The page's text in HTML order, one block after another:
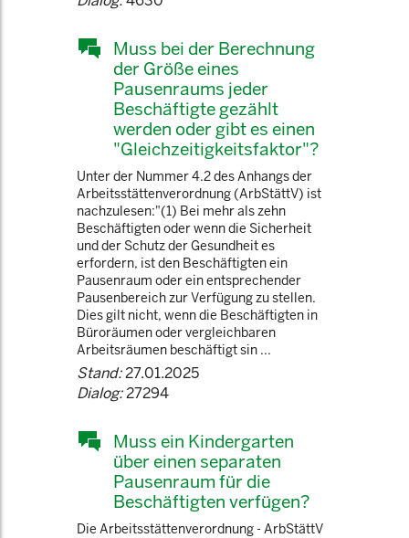
Muss bei der Berechnung
der Größe eines
Pausenraums jeder
Beschäftigte gezählt
werden oder gibt es einen
"Gleichzeitigkeitsfaktor"?
Unter der Nummer 4.2 des Anhangs der
Arbeitsstättenverordnung (ArbStättV) ist
nachzulesen:"(1) Bei mehr als zehn
Beschäftigten oder wenn die Sicherheit
und der Schutz der Gesundheit es
erfordern, ist den Beschäftigten ein
Pausenraum oder ein entsprechender
Pausenbereich zur Verfügung zu stellen.
Dies gilt nicht, wenn die Beschäftigten in
Büroräumen oder vergleichbaren
Arbeitsräumen beschäftigt sin ...
Stand:27.01.2025
Dialog:27294
Muss ein Kindergarten
über einen separaten
Pausenraum für die
Beschäftigten verfügen?
Die Arbeitsstättenverordnung - ArbStättV